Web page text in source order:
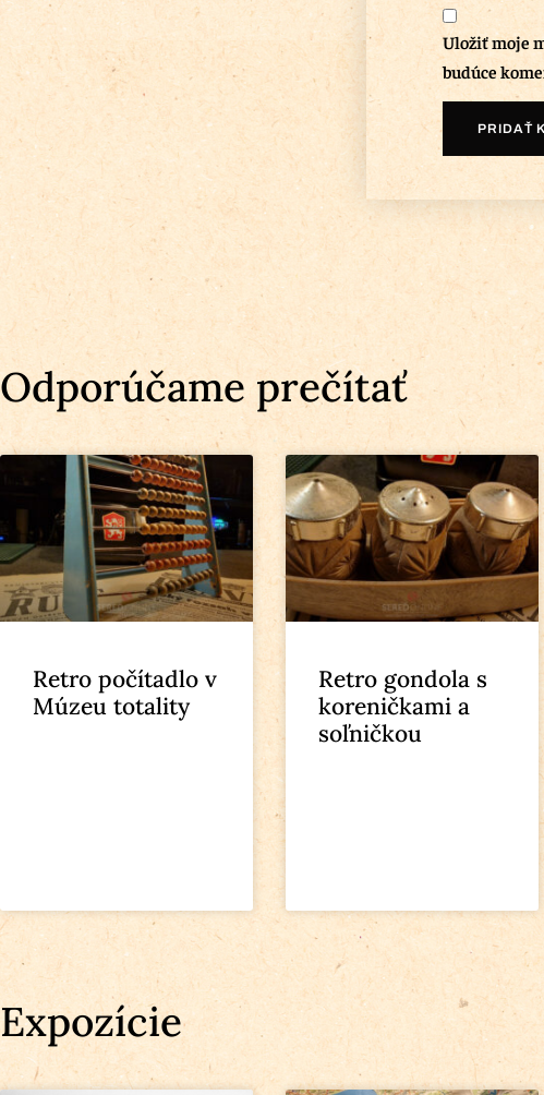
Uložiť moje
budúce
Odporúčame prečítať
Retro počítadlo v
Múzeu totality
Retro gondola s
koreničkami a
soľničkou
Expozície